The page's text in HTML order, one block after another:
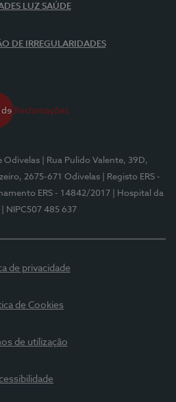
LUZ SAÚDE
DE IRREGULARIDADES
Odivelas
| Rua Pulido Valente, 39D,
2675-671 Odivelas
| Registo ERS -
ERS - 14842/2017
| Hospital da
| NIPC507 485 637
de privacidade
de Cookies
de utilização